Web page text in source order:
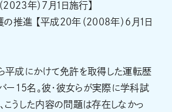
年）7月1日施行】
推進 【平成20年（2008年）6月1日
平成にかけて免許を取得した運転歴
ー15名。彼・彼女らが実際に学科試
こうした内容の問題は存在しなかっ